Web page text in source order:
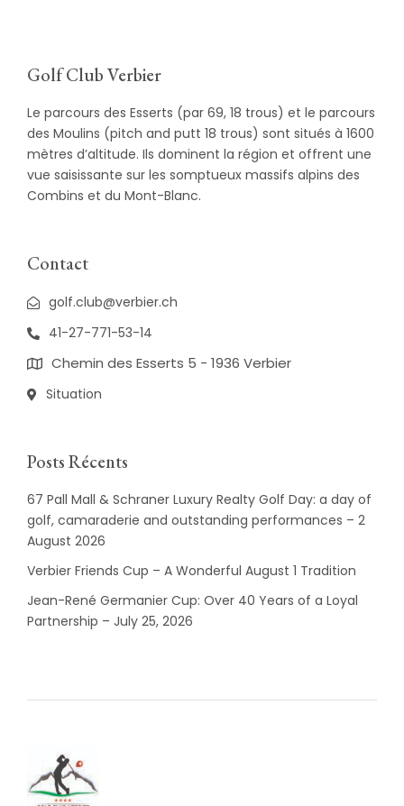
Golf Club Verbier
Le parcours des Esserts (par 69, 18 trous) et le parcours
des Moulins (pitch and putt 18 trous) sont situés à 1600
mètres d’altitude. Ils dominent la région et offrent une
vue saisissante sur les somptueux massifs alpins des
Combins et du Mont-Blanc.
Contact
golf.club@verbier.ch
41-27-771-53-14
Chemin des Esserts 5 - 1936 Verbier
Situation
Posts Récents
67 Pall Mall & Schraner Luxury Realty Golf Day: a day of
golf, camaraderie and outstanding performances – 2
August 2026
Verbier Friends Cup – A Wonderful August 1 Tradition
Jean-René Germanier Cup: Over 40 Years of a Loyal
Partnership – July 25, 2026